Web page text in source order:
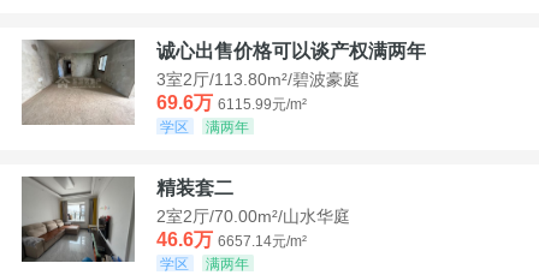
诚心出售价格可以谈产权满两年
3室2厅/113.80m²/碧波豪庭
69.6万 6115.99元/m²
学区
满两年
精装套二
2室2厅/70.00m²/山水华庭
46.6万 6657.14元/m²
学区
满两年